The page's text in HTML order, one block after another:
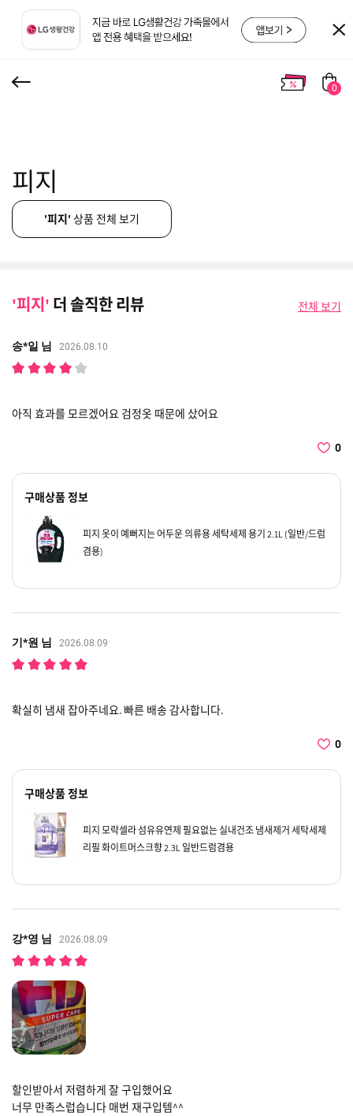
0
피지
'피지' 상품 전체 보기
'피지' 더 솔직한 리뷰 전체 보기
송*일 님 2026.08.10
아직 효과를 모르겠어요 검정옷 때문에 샀어요
0
구매상품 정보
피지 옷이 예뻐지는 어두운 의류용 세탁세제 용기 2.1L (일반/드럼
겸용)
기*원 님 2026.08.09
확실히 냄새 잡아주네요. 빠른 배송 감사합니다.
0
구매상품 정보
피지 모락셀라 섬유유연제 필요없는 실내건조 냄새제거 세탁세제
리필 화이트머스크향 2.3L 일반드럼겸용
강*영 님 2026.08.09
할인받아서 저렴하게 잘 구입했어요
너무 만족스럽습니다 매번 재구입템^^